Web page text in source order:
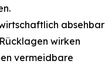
absehbar
wirken
vermeidbare